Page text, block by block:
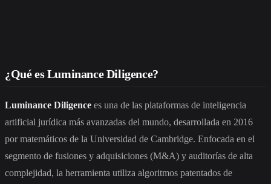
¿Qué es Luminance Diligence?
Luminance Diligence es una de las plataformas de inteligencia
artificial jurídica más avanzadas del mundo, desarrollada en 2016
por matemáticos de la Universidad de Cambridge. Enfocada en el
segmento de fusiones y adquisiciones (M&A) y auditorías de alta
complejidad, la herramienta utiliza algoritmos patentados de